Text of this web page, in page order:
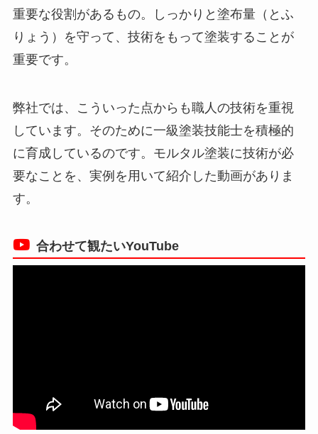
重要な役割があるもの。しっかりと塗布量（とふ
りょう）を守って、技術をもって塗装することが
重要です。
弊社では、こういった点からも職人の技術を重視
しています。そのために一級塗装技能士を積極的
に育成しているのです。モルタル塗装に技術が必
要なことを、実例を用いて紹介した動画がありま
す。
合わせて観たいYouTube